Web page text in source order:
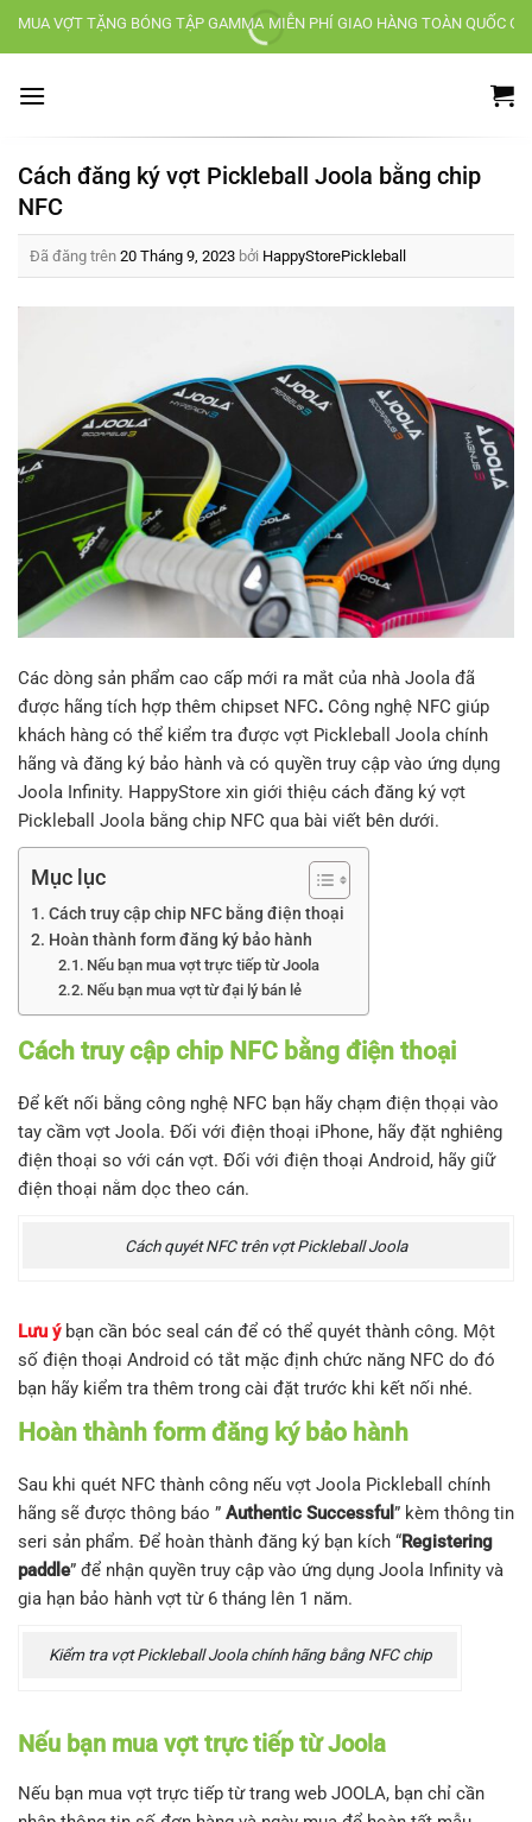
Chuyển
dung
MUA VỢT TẶNG BÓNG TẬP GAMMA MIỄN PHÍ GIAO HÀNG TOÀN QUỐC
Cách đăng ký vợt Pickleball Joola bằng chip
NFC
Đã đăng trên 20 Tháng 9, 2023 bởi HappyStorePickleball
Các dòng sản phẩm cao cấp mới ra mắt của nhà Joola đã
được hãng tích hợp thêm chipset NFC. Công nghệ NFC giúp
khách hàng có thể kiểm tra được vợt Pickleball Joola chính
hãng và đăng ký bảo hành và có quyền truy cập vào ứng dụng
Joola Infinity. HappyStore xin giới thiệu cách đăng ký vợt
Pickleball Joola bằng chip NFC qua bài viết bên dưới.
Mục lục
Cách truy cập chip NFC bằng điện thoại
Hoàn thành form đăng ký bảo hành
Nếu bạn mua vợt trực tiếp từ Joola
Nếu bạn mua vợt từ đại lý bán lẻ
Cách truy cập chip NFC bằng điện thoại
Để kết nối bằng công nghệ NFC bạn hãy chạm điện thọại vào
tay cầm vợt Joola. Đối với điện thoại iPhone, hãy đặt nghiêng
điện thoại so với cán vợt. Đối với điện thoại Android, hãy giữ
điện thoại nằm dọc theo cán.
Cách quyét NFC trên vợt Pickleball Joola
Lưu ýbạn cần bóc seal cán để có thể quyét thành công. Một
số điện thoại Android có tắt mặc định chức năng NFC do đó
bạn hãy kiểm tra thêm trong cài đặt trước khi kết nối nhé.
Hoàn thành form đăng ký bảo hành
Sau khi quét NFC thành công nếu vợt Joola Pickleball chính
hãng sẽ được thông báo ” Authentic Successful ” kèm thông tin
seri sản phẩm. Để hoàn thành đăng ký bạn kích “Registering
paddle” để nhận quyền truy cập vào ứng dụng Joola Infinity và
gia hạn bảo hành vợt từ 6 tháng lên 1 năm.
Kiểm tra vợt Pickleball Joola chính hãng bằng NFC chip
Nếu bạn mua vợt trực tiếp từ Joola
Nếu bạn mua vợt trực tiếp từ trang web JOOLA, bạn chỉ cần